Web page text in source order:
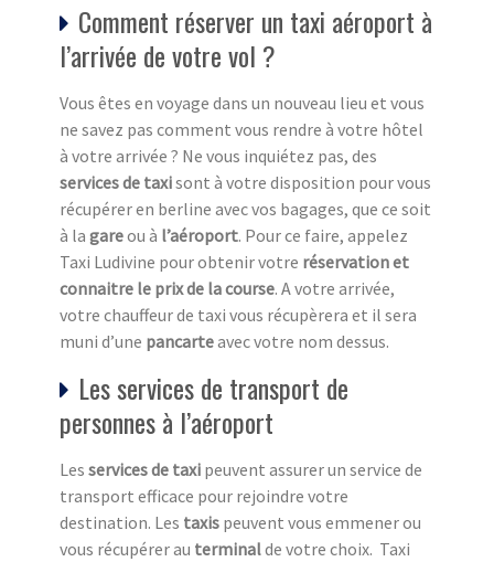
Comment réserver un taxi aéroport à
l’arrivée de votre vol ?
Vous êtes en voyage dans un nouveau lieu et vous
ne savez pas comment vous rendre à votre hôtel
à votre arrivée ? Ne vous inquiétez pas, des
services de taxisont à votre disposition pour vous
récupérer en berline avec vos bagages, que ce soit
à la gareou à l’aéroport. Pour ce faire, appelez
Taxi Ludivine pour obtenir votre réservation et
connaitre le prix de la course. A votre arrivée,
votre chauffeur de taxi vous récupèrera et il sera
muni d’une pancarteavec votre nom dessus.
Les services de transport de
personnes à l’aéroport
Les services de taxi peuvent assurer un service de
transport efficace pour rejoindre votre
destination. Les taxis peuvent vous emmener ou
vous récupérer au terminalde votre choix. Taxi